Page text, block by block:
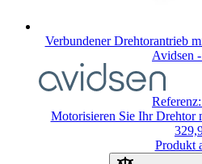
Verbundener Drehtorantrieb
Avidsen
Motorisieren Sie Ihr Drehtor
Produkt